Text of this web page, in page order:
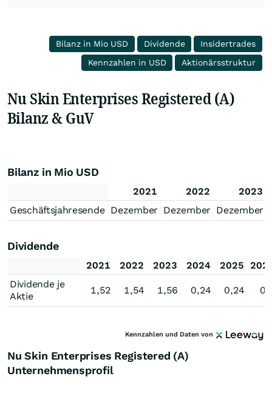
Bilanz in Mio USD Dividende
Insidertrades
Kennzahlen in USD
Aktionärsstruktur
Nu Skin Enterprises Registered (A)
Bilanz & GuV
Bilanz in Mio USD
2021 2022
2023
Geschäftsjahresende Dezember Dezember Dezember
Dividende
2021 2022 2023 2024 2025
Dividende je
Aktie
1,52 1,54 1,56 0,24 0,24
Kennzahlen und Daten von
Nu Skin Enterprises Registered (A)
Unternehmensprofil